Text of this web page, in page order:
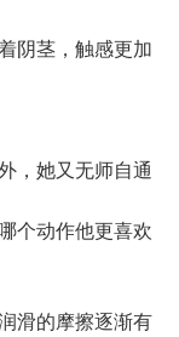
阴茎，触感更加
，她又无师自通
个动作他更喜欢
滑的摩擦逐渐有